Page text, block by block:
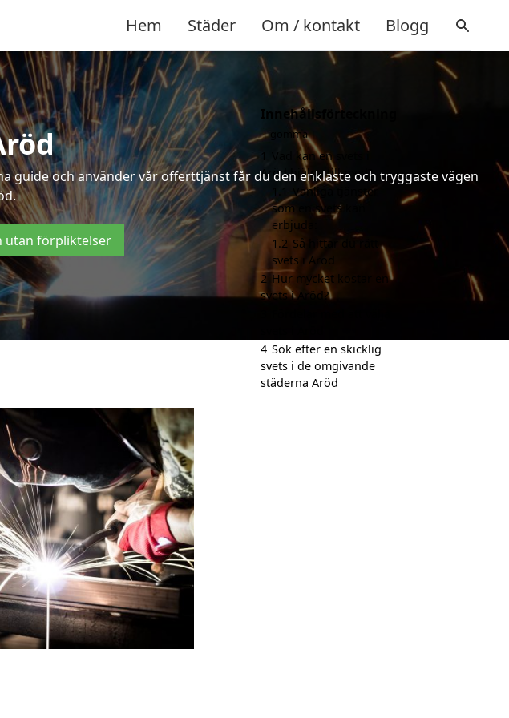
Hem Städer Om / kontakt Blogg
guide och använder vår offerttjänst får du den enklaste och tryggaste vägen
utan förpliktelser
Innehållsförteckning
gömma
Vad kan en svets i
Aröd hjälpa till med?
Vanliga tjänster
som en svets kan
erbjuda:
1.2 Så hittar du rätt
svets i Aröd
2 Hur mycket kostar en
svets i Aröd?
4 Sök efter en skicklig
svets i de omgivande
städerna Aröd